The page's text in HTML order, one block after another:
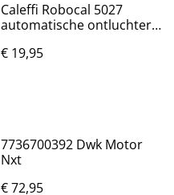
Caleffi Robocal 5027
automatische ontluchter
10 bar (max.) 110°c
€ 19,95
7736700392 Dwk Motor
Nxt
€ 72,95